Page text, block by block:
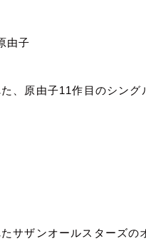
由子
、原由子11作目のシング
サザンオールスターズの